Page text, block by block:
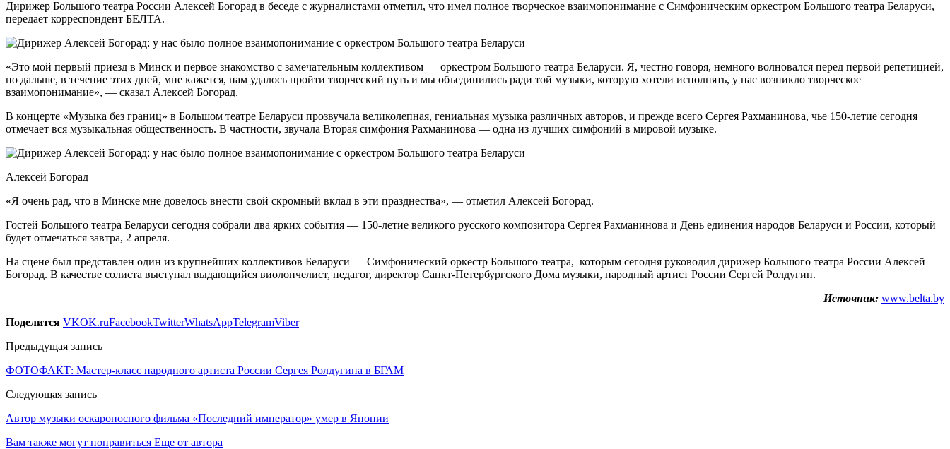
Дирижер Большого театра России Алексей Богорад в беседе с журналистами отметил, что имел полное творческое взаимопонимание с Симфоническим оркестром Большого театра Беларуси,
передает корреспондент БЕЛТА.
«Это мой первый приезд в Минск и первое знакомство с замечательным коллективом — оркестром Большого театра Беларуси. Я, честно говоря, немного волновался перед первой репетицией,
но дальше, в течение этих дней, мне кажется, нам удалось пройти творческий путь и мы объединились ради той музыки, которую хотели исполнять, у нас возникло творческое
взаимопонимание», — сказал Алексей Богорад.
В концерте «Музыка без границ» в Большом театре Беларуси прозвучала великолепная, гениальная музыка различных авторов, и прежде всего Сергея Рахманинова, чье 150-летие сегодня
отмечает вся музыкальная общественность. В частности, звучала Вторая симфония Рахманинова — одна из лучших симфоний в мировой музыке.
Алексей Богорад
«Я очень рад, что в Минске мне довелось внести свой скромный вклад в эти празднества», — отметил Алексей Богорад.
Гостей Большого театра Беларуси сегодня собрали два ярких события — 150-летие великого русского композитора Сергея Рахманинова и День единения народов Беларуси и России, который
будет отмечаться завтра, 2 апреля.
На сцене был представлен один из крупнейших коллективов Беларуси — Симфонический оркестр Большого театра, которым сегодня руководил дирижер Большого театра России Алексей
Богорад. В качестве солиста выступал выдающийся виолончелист, педагог, директор Санкт-Петербургского Дома музыки, народный артист России Сергей Ролдугин.
Источник: www.belta.by
Поделится VKOK.ruFacebookTwitterWhatsAppTelegramViber
Предыдущая запись
ФОТОФАКТ: Мастер-класс народного артиста России Сергея Ролдугина в БГАМ
Следующая запись
Автор музыки оскароносного фильма «Последний император» умер в Японии
Вам также могут понравиться Еще от автора